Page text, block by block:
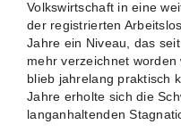
Volkswirtschaft in eine
der registrierten
Jahre ein Niveau, das
mehr verzeichnet
blieb jahrelang praktisch
Jahre erholte sich die
langanhaltenden